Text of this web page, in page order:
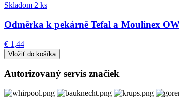
Skladom 2 ks
Odměrka k pekárně Tefal a Moulinex
€ 1,44
Autorizovaný servis značiek